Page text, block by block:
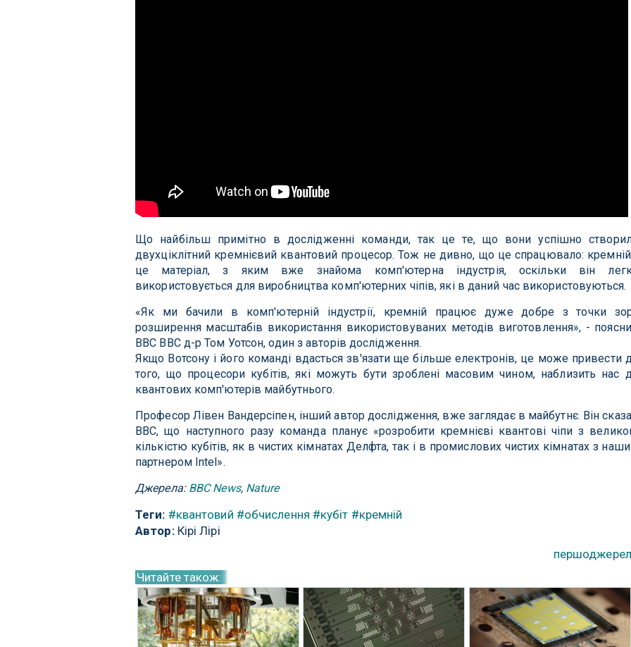
Що найбільш примітно в дослідженні команди, так це те, що вони успішно
двухціклітний кремнієвий квантовий процесор. Тож не дивно, що це спрацювало:
це матеріал, з яким вже знайома комп'ютерна індустрія, оскільки він
використовується для виробництва комп'ютерних чіпів, які в даний час використовуються.
«Як ми бачили в комп'ютерній індустрії, кремній працює дуже добре з точки
розширення масштабів використання використовуваних методів виготовлення», -
BBC BBC д-р Том Уотсон, один з авторів дослідження.
Якщо Вотсону і його команді вдасться зв'язати ще більше електронів, це може привести
того, що процесори кубітів, які можуть бути зроблені масовим чином, наблизить нас
квантових комп'ютерів майбутнього.
Професор Лівен Вандерсіпен, інший автор дослідження, вже заглядає в майбутнє. Він
BBC, що наступного разу команда планує «розробити кремнієві квантові чіпи з
кількістю кубітів, як в чистих кімнатах Делфта, так і в промислових чистих кімнатах з
партнером Intel».
Джерела: BBC News, Nature
Теги: #квантовий #обчислення #кубіт #кремній
Автор:Кірі Лірі
Читайте також: